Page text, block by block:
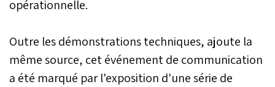
opérationnelle.
Outre les démonstrations techniques, ajoute la
même source, cet événement de communication
a été marqué par l'exposition d'une série de